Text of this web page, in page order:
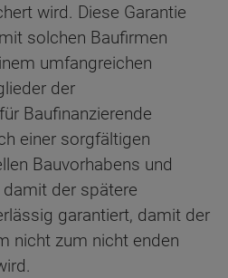
wird. Diese Garantie
solchen Baufirmen
umfangreichen
der
Baufinanzierende
einer sorgfältigen
Bauvorhabens und
der spätere
garantiert, damit der
nicht zum nicht enden